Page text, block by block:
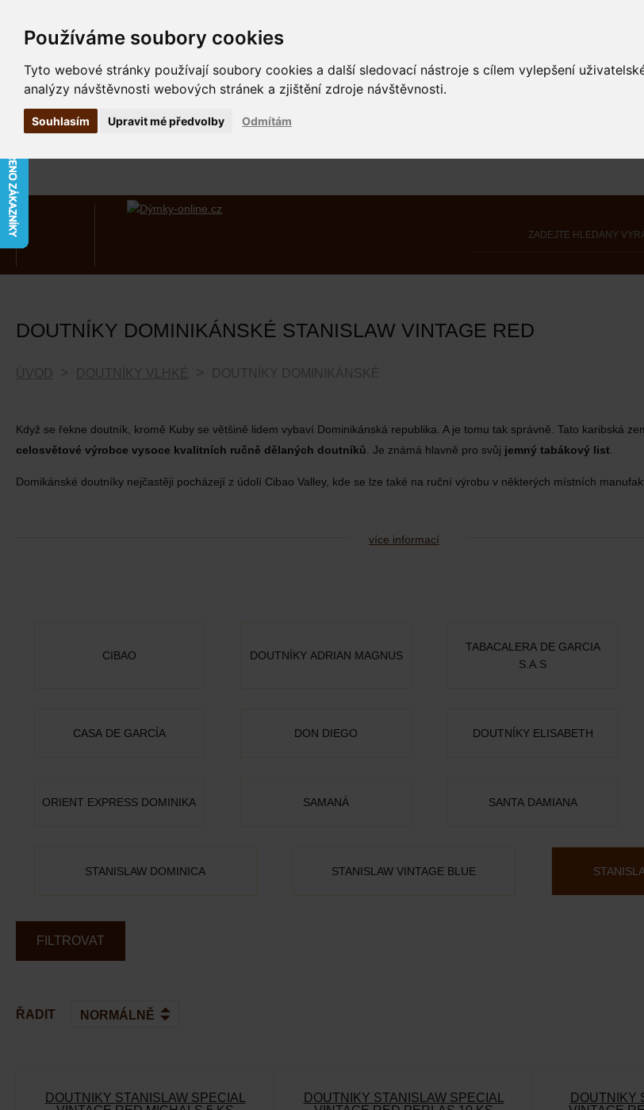
Používáme soubory cookies
Tyto webové stránky používají soubory cookies a další sledovací nástroje s cílem vylepšení
analýzy návštěvnosti webových stránek a zjištění zdroje návštěvnosti.
Souhlasím Odmítám
Upravit mé předvolby
DOUTNÍKY DOMINIKÁNSKÉ STANISLAW VINTAGE RED
ÚVOD DOUTNÍKY VLHKÉ DOUTNÍKY DOMINIKÁNSKÉ
Když se řekne doutník, kromě Kuby se většině lidem vybaví Dominikánská republika. A je tomu tak správně. Tato karibská
celosvětové výrobce vysoce kvalitních ručně dělaných doutníků . Je známá hlavně pro svůj jemný tabákový list
Domikánské doutníky nejčastěji pocházejí z údolí Cibao Valley, kde se lze také na ruční výrobu v některých místních
více informací
CIBAO DOUTNÍKY ADRIAN MAGNUS
TABACALERA DE GARCIA
S.A.S
CASA DE GARCÍA DON DIEGO DOUTNÍKY ELISABETH
ORIENT EXPRESS DOMINIKA SAMANÁ SANTA DAMIANA
STANISLAW DOMINICA STANISLAW VINTAGE BLUE
FILTROVAT
ŘADIT
DOUTNÍKY STANISLAW SPECIAL
DOUTNÍKY STANISLAW SPECIAL
DOUTNÍKY